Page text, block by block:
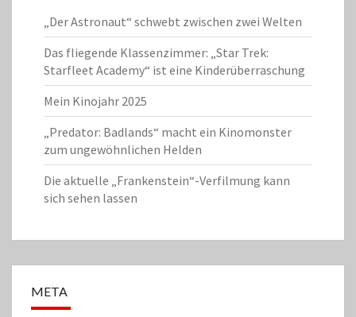
„Der Astronaut“ schwebt zwischen zwei Welten
Das fliegende Klassenzimmer: „Star Trek:
Starfleet Academy“ ist eine Kinderüberraschung
Mein Kinojahr 2025
„Predator: Badlands“ macht ein Kinomonster
zum ungewöhnlichen Helden
Die aktuelle „Frankenstein“-Verfilmung kann
sich sehen lassen
META